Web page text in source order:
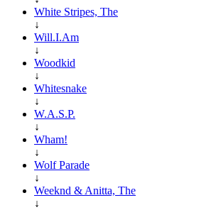
White Stripes, The
↓
Will.I.Am
↓
Woodkid
↓
Whitesnake
↓
W.A.S.P.
↓
Wham!
↓
Wolf Parade
↓
Weeknd & Anitta, The
↓